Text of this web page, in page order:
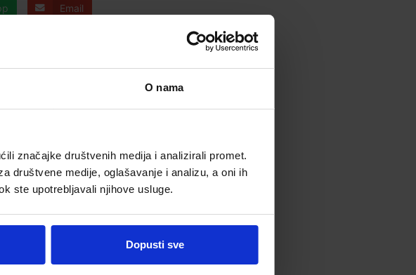
O nama
značajke društvenih medija i analizirali promet.
društvene medije, oglašavanje i analizu, a oni ih
ste upotrebljavali njihove usluge.
Dopusti sve
Email
ZA
I
IRIX FORTE SPREJ 150 ML
18,58
Dodaj u listu želja